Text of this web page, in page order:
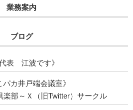
業務案内
ブログ
代表 江波です》
パカ井戸端会議室》
楽部～Ｘ（旧Twitter）サークル